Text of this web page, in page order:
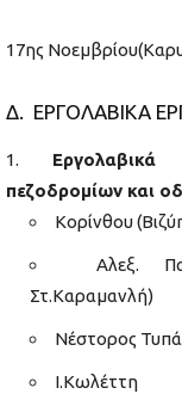
17ης
Δ. ΕΡΓΟΛΑΒΙΚΑ
πεζοδρομίων και
Κορίνθου
Αλεξ.
Στ.Καραμανλή)
Νέστορος Τυπά
Ι.Κωλέττη